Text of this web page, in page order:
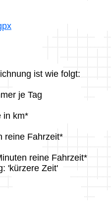
ist wie folgt:
je Tag
in km*
reine Fahrzeit*
reine Fahrzeit*
'kürzere Zeit'